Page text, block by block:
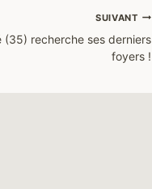
SUIVANT
(35) recherche ses derniers
foyers !